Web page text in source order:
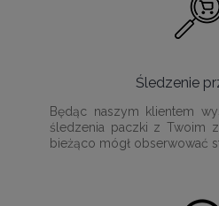
Śledzenie
Będąc naszym klientem
śledzenia paczki z Twoim
bieżąco mógł obserwować